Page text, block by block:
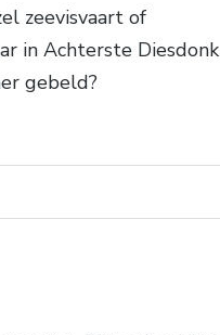
zeevisvaart of
in Achterste Diesdonk
gebeld?